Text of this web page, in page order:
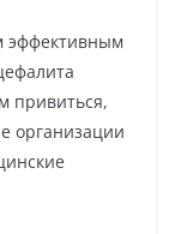
эффективным
привиться,
организации